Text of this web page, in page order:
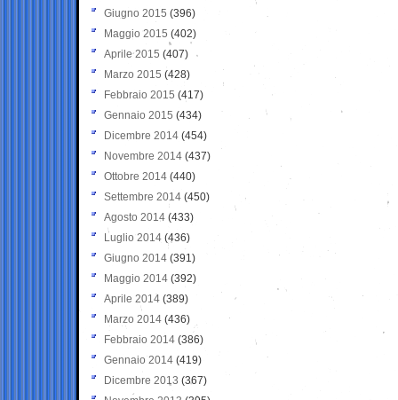
Giugno 2015 (396)
Maggio 2015 (402)
Aprile 2015 (407)
Marzo 2015 (428)
Febbraio 2015 (417)
Gennaio 2015 (434)
Dicembre 2014 (454)
Novembre 2014 (437)
Ottobre 2014 (440)
Settembre 2014 (450)
Agosto 2014 (433)
Luglio 2014 (436)
Giugno 2014 (391)
Maggio 2014 (392)
Aprile 2014 (389)
Marzo 2014 (436)
Febbraio 2014 (386)
Gennaio 2014 (419)
Dicembre 2013 (367)